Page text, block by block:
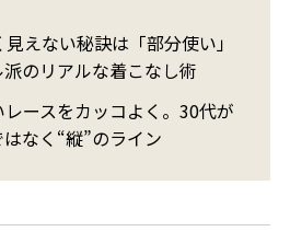
えない秘訣は「部分使い」
のリアルな着こなし術
レースをカッコよく。30代が
なく“縦”のライン